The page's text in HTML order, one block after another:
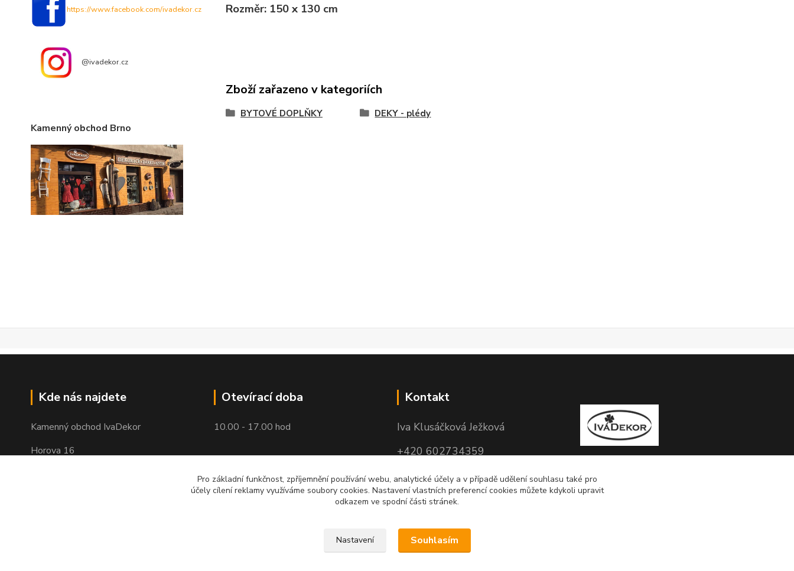
https://www.facebook.com/ivadekor.cz
@ivadekor.cz
Kamenný obchod Brno
Rozměr: 150 x 130 cm
Zboží zařazeno v kategoriích
BYTOVÉ DOPLŇKY DEKY - plédy
Kde nás najdete
Kamenný obchod IvaDekor
Horova 16
Otevírací doba
10.00 - 17.00 hod
Kontakt
Iva Klusáčková Ježková
+420 602734359
(po-pá 10.00-17.00hod)
iva@ivadekor.cz
Pro základní funkčnost, zpříjemnění používání webu, analytické účely a v případě udělení souhlasu také pro
účely cílení reklamy využíváme soubory cookies. Nastavení vlastních preferencí cookies můžete kdykoli upravit
odkazem ve spodní části stránek.
Nastavení Souhlasím